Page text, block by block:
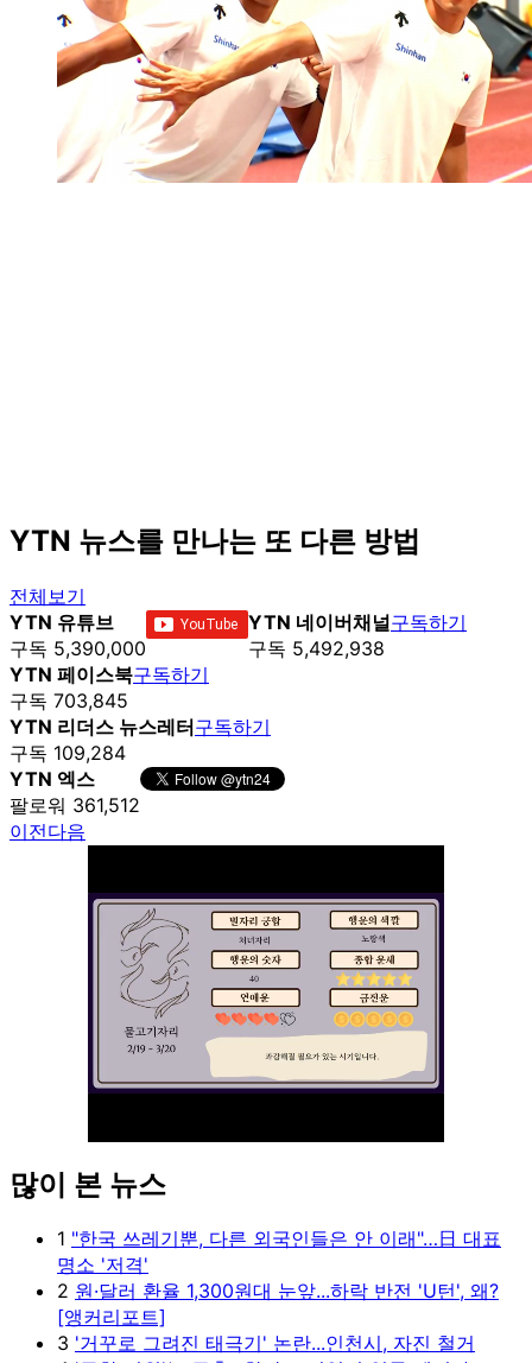
YTN 뉴스를 만나는 또 다른 방법
전체보기
YTN 유튜브
구독 5,390,000
YTN 네이버채널
구독 5,492,938
구독하기
YTN 페이스북
구독 703,845
구독하기
YTN 리더스 뉴스레터
구독 109,284
구독하기
YTN 엑스
팔로워 361,512
이전다음
많이 본 뉴스
1 "한국 쓰레기뿐, 다른 외국인들은 안 이래"…日 대표
명소 '저격'
2 원·달러 환율 1,300원대 눈앞...하락 반전 'U턴', 왜?
[앵커리포트]
3 '거꾸로 그려진 태극기' 논란...인천시, 자진 철거